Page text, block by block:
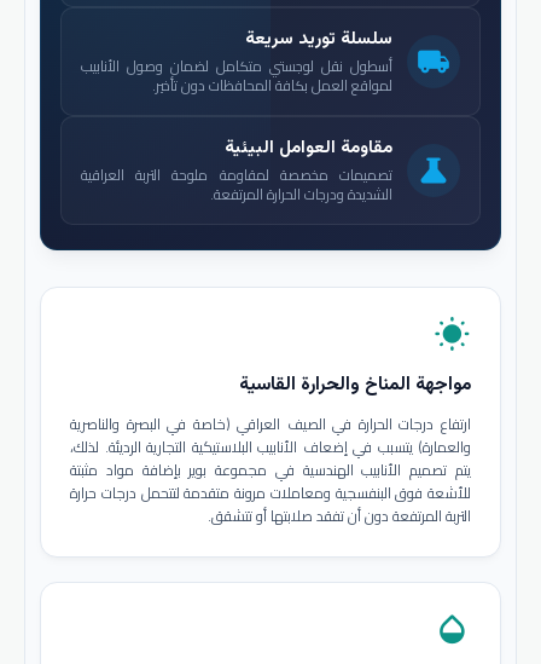
local_shipping
سلسلة توريد سريعة
أسطول نقل لوجستي متكامل لضمان وصول الأنابيب
لمواقع العمل بكافة المحافظات دون تأخير.
science
مقاومة العوامل البيئية
تصميمات مخصصة لمقاومة ملوحة التربة العراقية
الشديدة ودرجات الحرارة المرتفعة.
wb_sunny
مواجهة المناخ والحرارة القاسية
ارتفاع درجات الحرارة في الصيف العراقي (خاصة في البصرة والناصرية
والعمارة) يتسبب في إضعاف الأنابيب البلاستيكية التجارية الرديئة. لذلك،
يتم تصميم الأنابيب الهندسية في مجموعة بوير بإضافة مواد مثبتة
للأشعة فوق البنفسجية ومعاملات مرونة متقدمة لتتحمل درجات حرارة
التربة المرتفعة دون أن تفقد صلابتها أو تتشقق.
opacity